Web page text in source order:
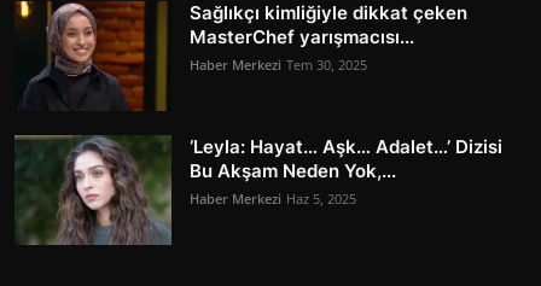
Sağlıkçı kimliğiyle dikkat çeken
MasterChef yarışmacısı...
Haber Merkezi Tem 30, 2025
‘Leyla: Hayat… Aşk… Adalet…’ Dizisi
Bu Akşam Neden Yok,...
Haber Merkezi Haz 5, 2025